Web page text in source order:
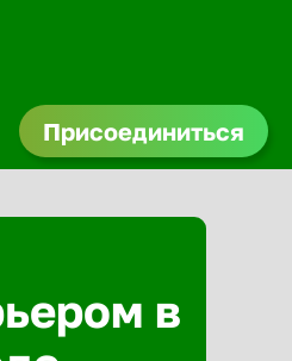
Присоединиться
в